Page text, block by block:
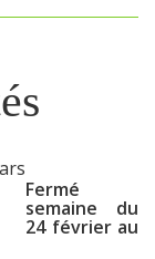
Fermé
semaine du
24 février au